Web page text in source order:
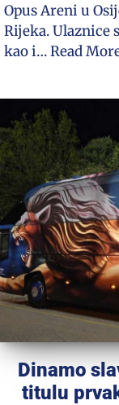
Opus Areni u
Rijeka. Ulaznice
kao i…Read
Dinamo
titulu